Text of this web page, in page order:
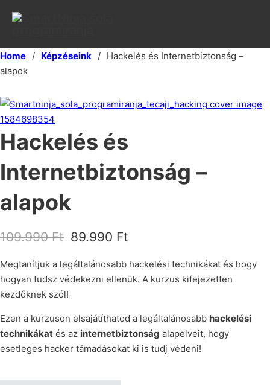
Home / Képzéseink / Hackelés és Internetbiztonság –
alapok
Hackelés és
Internetbiztonság –
alapok
109.990Ft 89.990 Ft
Megtanítjuk a legáltalánosabb hackelési technikákat és hogy
hogyan tudsz védekezni ellenük. A kurzus kifejezetten
kezdőknek szól!
Ezen a kurzuson elsajátíthatod a legáltalánosabb hackelési
technikákat és az internetbiztonság alapelveit, hogy
esetleges hacker támadásokat ki is tudj védeni!